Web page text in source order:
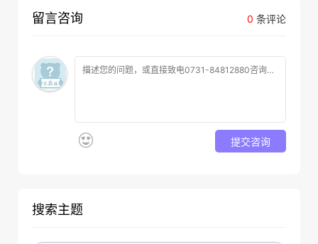
0 条评论
留言咨询
提交咨询
搜索主题